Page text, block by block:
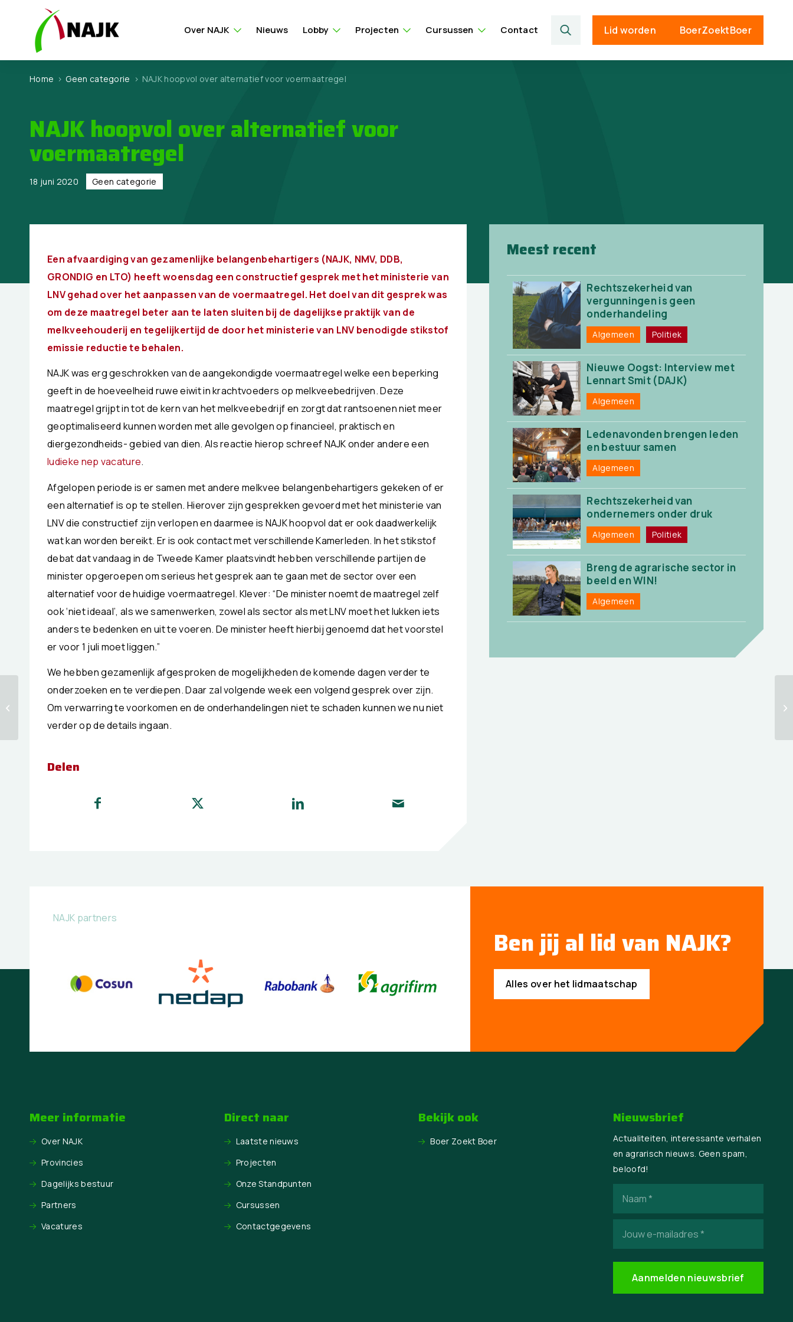
Over NAJK Nieuws Lobby Projecten Cursussen Contact Lid worden BoerZoektBoer
Home > Geen categorie > NAJK hoopvol over alternatief voor voermaatregel
NAJK hoopvol over alternatief voor
voermaatregel
18 juni 2020 Geen categorie
Een afvaardiging van gezamenlijke belangenbehartigers (NAJK, NMV, DDB,
GRONDIG en LTO) heeft woensdag een constructief gesprek met het ministerie van
LNV gehad over het aanpassen van de voermaatregel. Het doel van dit gesprek was
om deze maatregel beter aan te laten sluiten bij de dagelijkse praktijk van de
melkveehouderij en tegelijkertijd de door het ministerie van LNV benodigde stikstof
emissie reductie te behalen.
NAJK was erg geschrokken van de aangekondigde voermaatregel welke een beperking
geeft in de hoeveelheid ruwe eiwit in krachtvoeders op melkveebedrijven. Deze
maatregel grijpt in tot de kern van het melkveebedrijf en zorgt dat rantsoenen niet meer
geoptimaliseerd kunnen worden met alle gevolgen op financieel, praktisch en
diergezondheids- gebied van dien. Als reactie hierop schreef NAJK onder andere een
ludieke nep vacature.
Afgelopen periode is er samen met andere melkvee belangenbehartigers gekeken of er
een alternatief is op te stellen. Hierover zijn gesprekken gevoerd met het ministerie van
LNV die constructief zijn verlopen en daarmee is NAJK hoopvol dat er ook daadwerkelijk
wat kan worden bereikt. Er is ook contact met verschillende Kamerleden. In het stikstof
debat dat vandaag in de Tweede Kamer plaatsvindt hebben verschillende partijen de
minister opgeroepen om serieus het gesprek aan te gaan met de sector over een
alternatief voor de huidige voermaatregel. Klever: “De minister noemt de maatregel zelf
ook ‘niet ideaal’, als we samenwerken, zowel als sector als met LNV moet het lukken iets
anders te bedenken en uit te voeren. De minister heeft hierbij genoemd dat het voorstel
er voor 1 juli moet liggen.”
We hebben gezamenlijk afgesproken de mogelijkheden de komende dagen verder te
onderzoeken en te verdiepen. Daar zal volgende week een volgend gesprek over zijn.
Om verwarring te voorkomen en de onderhandelingen niet te schaden kunnen we nu niet
verder op de details ingaan.
Delen
Meest recent
Rechtszekerheid van
vergunningen is geen
onderhandeling
Algemeen Politiek
Nieuwe Oogst: Interview met
Lennart Smit (DAJK)
Algemeen
Ledenavonden brengen leden
en bestuur samen
Algemeen
Rechtszekerheid van
ondernemers onder druk
Algemeen Politiek
Breng de agrarische sector in
beeld en WIN!
Algemeen
NAJK partners
Ben jij al lid van NAJK?
Alles over het lidmaatschap
Meer informatie
Over NAJK
Provincies
Dagelijks bestuur
Partners
Vacatures
Direct naar
Laatste nieuws
Projecten
Onze Standpunten
Cursussen
Contactgegevens
Bekijk ook
Boer Zoekt Boer
Nieuwsbrief
Actualiteiten, interessante verhalen
en agrarisch nieuws. Geen spam,
beloofd!
mailadres
Geen bedrijfsovername
bedrijfsopvolgingsregeling